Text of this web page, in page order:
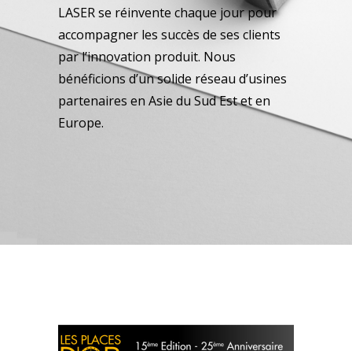
LASER se réinvente chaque jour pour
accompagner les succès de ses clients
par l’innovation produit. Nous
bénéficions d’un solide réseau d’usines
partenaires en Asie du Sud Est et en
Europe.